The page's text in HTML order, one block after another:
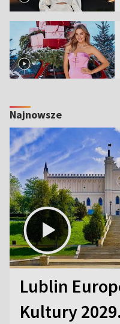
Najnowsze
Lublin
Kultury